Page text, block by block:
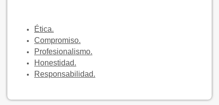
Ética.
Compromiso.
Profesionalismo.
Honestidad.
Responsabilidad.